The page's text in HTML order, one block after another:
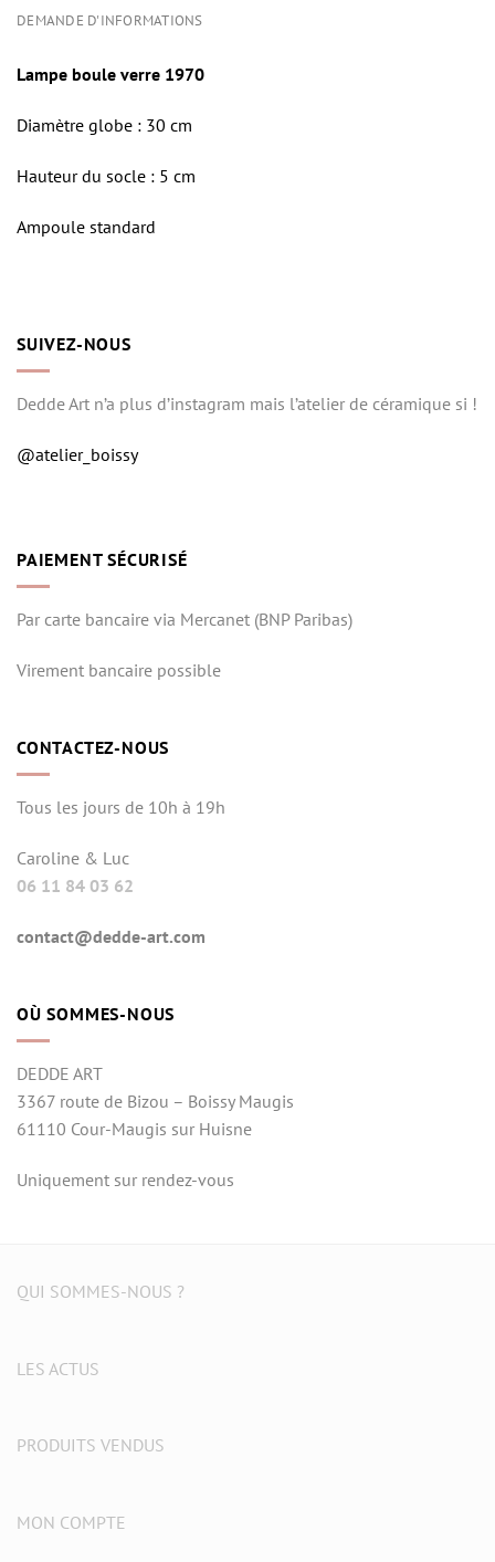
DEMANDE D'INFORMATIONS
Lampe boule verre 1970
Diamètre globe : 30 cm
Hauteur du socle : 5 cm
Ampoule standard
SUIVEZ-NOUS
Dedde Art n’a plus d’instagram mais l’atelier de céramique si !
@atelier_boissy
PAIEMENT SÉCURISÉ
Par carte bancaire via Mercanet (BNP Paribas)
Virement bancaire possible
CONTACTEZ-NOUS
Tous les jours de 10h à 19h
Caroline & Luc
06 11 84 03 62
contact@dedde-art.com
OÙ SOMMES-NOUS
DEDDE ART
3367 route de Bizou – Boissy Maugis
61110 Cour-Maugis sur Huisne
Uniquement sur rendez-vous
QUI SOMMES-NOUS ?
LES ACTUS
PRODUITS VENDUS
MON COMPTE